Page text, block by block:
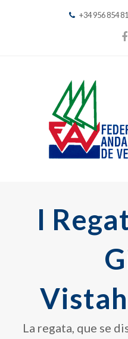
+34 956 854
I
La regata, que se